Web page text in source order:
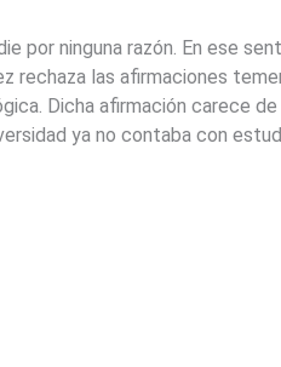
por ninguna razón. En ese
las afirmaciones
Dicha afirmación carece
ya no contaba con